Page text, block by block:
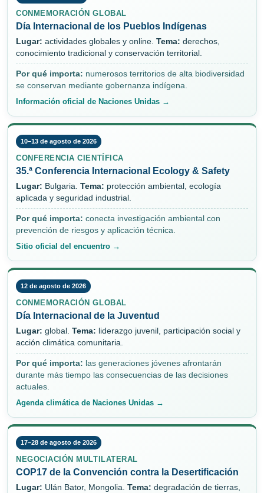
CONMEMORACIÓN GLOBAL
Día Internacional de los Pueblos Indígenas
Lugar: actividades globales y online. Tema: derechos,
conocimiento tradicional y conservación territorial.
Por qué importa: numerosos territorios de alta biodiversidad
se conservan mediante gobernanza indígena.
Información oficial de Naciones Unidas →
10–13 de agosto de 2026
CONFERENCIA CIENTÍFICA
35.ª Conferencia Internacional Ecology & Safety
Lugar: Bulgaria. Tema: protección ambiental, ecología
aplicada y seguridad industrial.
Por qué importa: conecta investigación ambiental con
prevención de riesgos y aplicación técnica.
Sitio oficial del encuentro →
12 de agosto de 2026
CONMEMORACIÓN GLOBAL
Día Internacional de la Juventud
Lugar: global. Tema: liderazgo juvenil, participación social y
acción climática comunitaria.
Por qué importa: las generaciones jóvenes afrontarán
durante más tiempo las consecuencias de las decisiones
actuales.
Agenda climática de Naciones Unidas →
17–28 de agosto de 2026
NEGOCIACIÓN MULTILATERAL
COP17 de la Convención contra la Desertificación
Lugar: Ulán Bator, Mongolia. Tema: degradación de tierras,